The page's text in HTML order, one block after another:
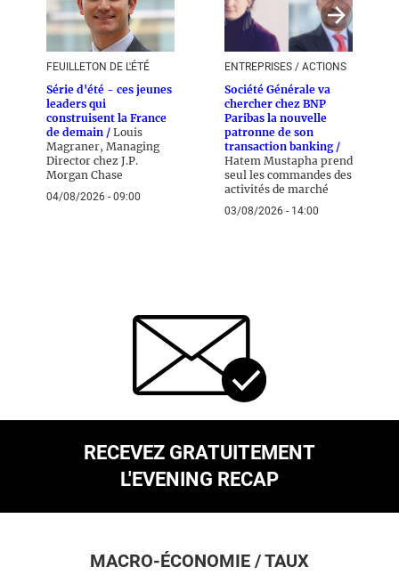
FEUILLETON DE L'ÉTÉ
Série d'été - ces jeunes
leaders qui
construisent la France
de demain / Louis
Magraner, Managing
Director chez J.P.
Morgan Chase
04/08/2026 - 09:00
ENTREPRISES / ACTIONS
Société Générale va
chercher chez BNP
Paribas la nouvelle
patronne de son
transaction banking /
Hatem Mustapha prend
seul les commandes des
activités de marché
03/08/2026 - 14:00
RECEVEZ GRATUITEMENT
L'EVENING RECAP
MACRO-ÉCONOMIE / TAUX